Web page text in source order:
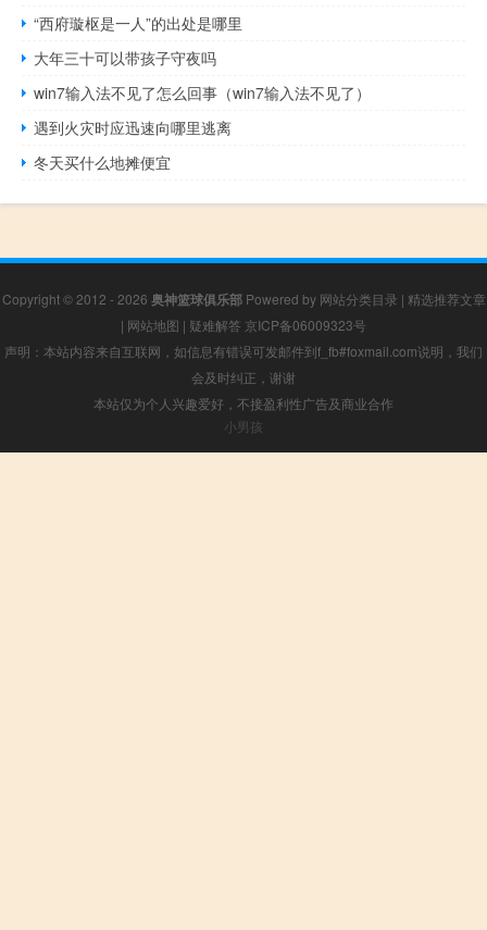
“西府璇枢是一人”的出处是哪里
大年三十可以带孩子守夜吗
win7输入法不见了怎么回事（win7输入法不见了）
遇到火灾时应迅速向哪里逃离
冬天买什么地摊便宜
Copyright © 2012 - 2026 奥神篮球俱乐部Powered by 网站分类目录 | 精选推荐文章
| 网站地图 | 疑难解答 京ICP备06009323号
声明：本站内容来自互联网，如信息有错误可发邮件到f_fb#foxmail.com说明，我们
会及时纠正，谢谢
本站仅为个人兴趣爱好，不接盈利性广告及商业合作
小男孩